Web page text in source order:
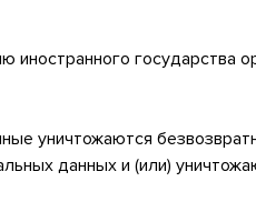
государства
уничтожаются
данных и (или)